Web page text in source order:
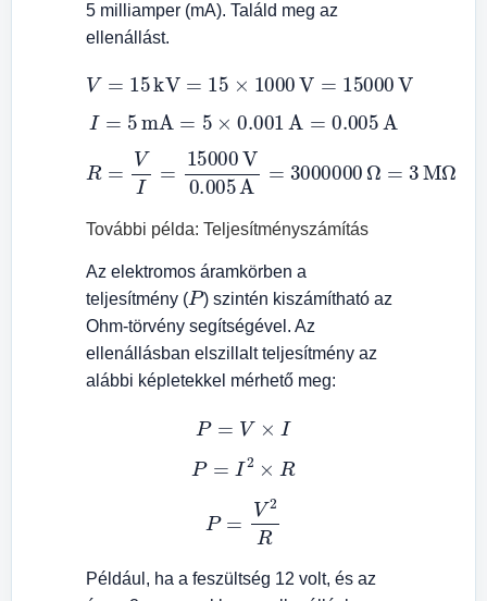
5 milliamper (mA). Találd meg az
ellenállást.
=15kV 15 × 1000V=15000V
= 5mA 5× 0.001A =0.005A
=15000V0.005
=3MΩ
További példa: Teljesítményszámítás
Az elektromos áramkörben a
teljesítmény (
P
) szintén kiszámítható az
Ohm-törvény segítségével. Az
ellenállásban elszillalt teljesítmény az
alábbi képletekkel mérhető meg:
=V×I
I2×
2R
Például, ha a feszültség 12 volt, és az